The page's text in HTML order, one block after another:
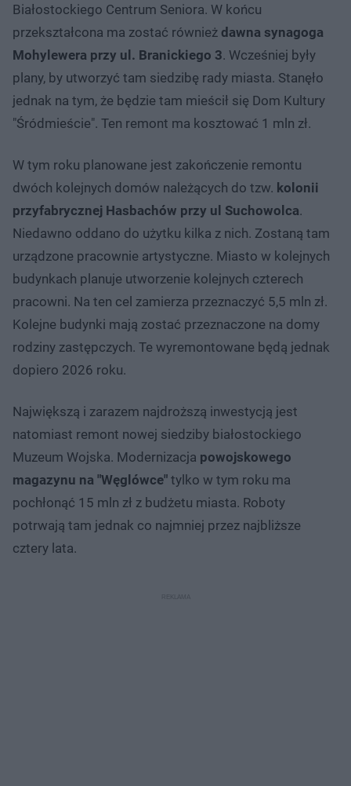
Białostockiego Centrum Seniora. W końcu
przekształcona ma zostać również dawna synagoga
Mohylewera przy ul. Branickiego 3. Wcześniej były
plany, by utworzyć tam siedzibę rady miasta. Stanęło
jednak na tym, że będzie tam mieścił się Dom Kultury
"Śródmieście". Ten remont ma kosztować 1 mln zł.
W tym roku planowane jest zakończenie remontu
dwóch kolejnych domów należących do tzw. kolonii
przyfabrycznej Hasbachów przy ul Suchowolca.
Niedawno oddano do użytku kilka z nich. Zostaną tam
urządzone pracownie artystyczne. Miasto w kolejnych
budynkach planuje utworzenie kolejnych czterech
pracowni. Na ten cel zamierza przeznaczyć 5,5 mln zł.
Kolejne budynki mają zostać przeznaczone na domy
rodziny zastępczych. Te wyremontowane będą jednak
dopiero 2026 roku.
Największą i zarazem najdroższą inwestycją jest
natomiast remont nowej siedziby białostockiego
Muzeum Wojska. Modernizacja powojskowego
magazynu na "Węglówce" tylko w tym roku ma
pochłonąć 15 mln zł z budżetu miasta. Roboty
potrwają tam jednak co najmniej przez najbliższe
cztery lata.